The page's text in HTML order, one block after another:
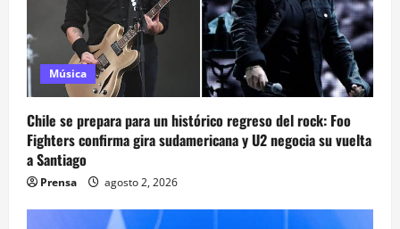
Música
Chile se prepara para un histórico regreso del rock: Foo
Fighters confirma gira sudamericana y U2 negocia su vuelta
a Santiago
Prensa agosto 2, 2026